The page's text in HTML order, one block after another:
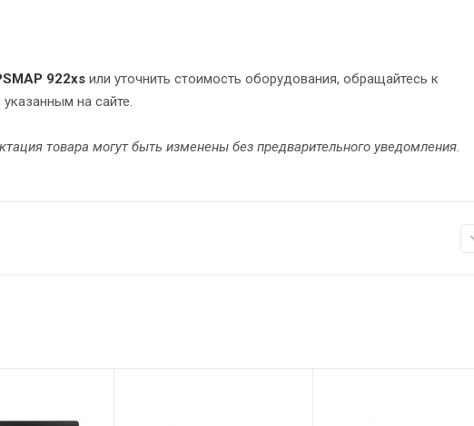
922xs или уточнить стоимость оборудования, обращайтесь к
на сайте.
товара могут быть изменены без предварительного уведомления.